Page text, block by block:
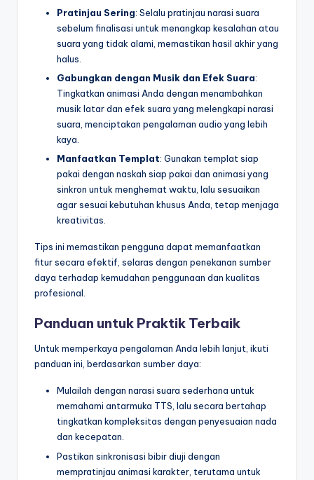
Pratinjau Sering: Selalu pratinjau narasi suara
sebelum finalisasi untuk menangkap kesalahan atau
suara yang tidak alami, memastikan hasil akhir yang
halus.
Gabungkan dengan Musik dan Efek Suara:
Tingkatkan animasi Anda dengan menambahkan
musik latar dan efek suara yang melengkapi narasi
suara, menciptakan pengalaman audio yang lebih
kaya.
Manfaatkan Templat: Gunakan templat siap
pakai dengan naskah siap pakai dan animasi yang
sinkron untuk menghemat waktu, lalu sesuaikan
agar sesuai kebutuhan khusus Anda, tetap menjaga
kreativitas.
Tips ini memastikan pengguna dapat memanfaatkan
fitur secara efektif, selaras dengan penekanan sumber
daya terhadap kemudahan penggunaan dan kualitas
profesional.
Panduan untuk Praktik Terbaik
Untuk memperkaya pengalaman Anda lebih lanjut, ikuti
panduan ini, berdasarkan sumber daya:
Mulailah dengan narasi suara sederhana untuk
memahami antarmuka TTS, lalu secara bertahap
tingkatkan kompleksitas dengan penyesuaian nada
dan kecepatan.
Pastikan sinkronisasi bibir diuji dengan
mempratinjau animasi karakter, terutama untuk